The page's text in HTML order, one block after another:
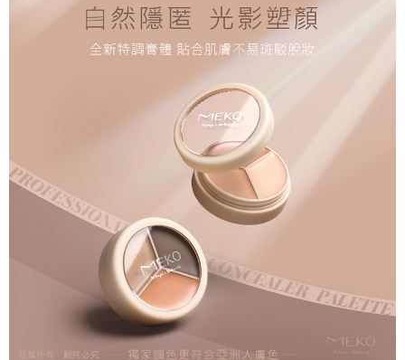
３．收到繳費通知簡訊後14天內，點擊此簡訊中的連結，可透過四大超商／
ATM／網路銀行／等多元方式進行付款，方視為交易完成。
※ 請注意：結帳手續完成當下不需立刻繳費，但若您需要取消訂單，請聯絡
購買商品的店家。未經商家同意取消之訂單仍視為有效，需透過AFTEE先享
※ 交易是否成功請以「AFTEE先享後付 」之結帳頁面顯示為準，若有關於
是否繳費成功／繳費後需取消欲退款等相關疑問，請聯繫「AFTEE先享後付
https://netprotections.freshdesk.com/support/home
１．透過由恩沛科技股份有限公司提供之「AFTEE先享後付」服務完成之交
易，需依本服務之必要範圍內提供個人資料，並將交易相關給付款項請求債
權轉讓予恩沛科技股份有限公司。
２．關於個人資料處理事宜，請瀏覽以下網址：
https://aftee.tw/terms/#terms3
３．未成年的使用者請事先徵得法定代理人或監護人之同意方可使用
「AFTEE先享後付」，若未經同意申辦者引起之損失，本公司不負相關責
４．使用「AFTEE先享後付」時，將依據個別帳號之用戶狀況，依本公司即
時審查核予不同之上限額度；若仍有額度不足之情形，本公司將視審查結果
請求用戶進行身份認證。
每筆NT$65，滿NT$499(含以上)免運費
每筆NT$65，滿NT$499(含以上)免運費
每筆NT$65，滿NT$499(含以上)免運費
每筆NT$85，滿NT$499(含以上)免運費
離島-宅配
每筆NT$120，滿NT$499(含以上)免運費